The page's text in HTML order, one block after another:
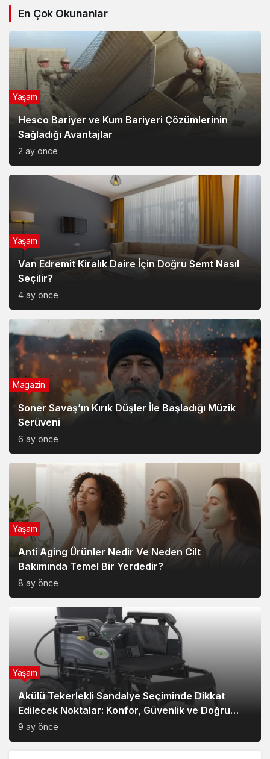
En Çok Okunanlar
Hesco Bariyer ve Kum Bariyeri Çözümlerinin
Sağladığı Avantajlar
2 ay önce
Yaşam
Van Edremit Kiralık Daire İçin Doğru Semt Nasıl
Seçilir?
4 ay önce
Yaşam
Soner Savaş’ın Kırık Düşler İle Başladığı Müzik
Serüveni
6 ay önce
Magazin
Anti Aging Ürünler Nedir Ve Neden Cilt
Bakımında Temel Bir Yerdedir?
8 ay önce
Yaşam
Akülü Tekerlekli Sandalye Seçiminde Dikkat
Edilecek Noktalar: Konfor, Güvenlik ve Doğru
Model Tercihi
9 ay önce
Yaşam